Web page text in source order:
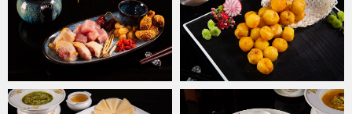
Bởi vậy, dù là dùng bữa trong khu ẩm thực mở hay trong các
phòng VIP, thực khách đều sẽ có được những trải nghiệm độc đáo,
khó quên bởi sự tinh tế trong từng chi tiết, hài hòa trong cách kết